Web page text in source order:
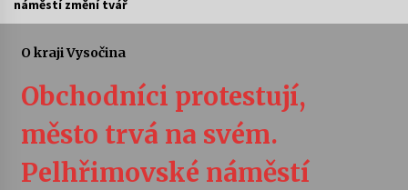
Vernisáž výstavy Josefíny Duškové: Stávám se
30. 7. 2026
Veselí muzikanti
náměstí změní tvář
O kraji Vysočina
Obchodníci protestují,
město trvá na svém.
Pelhřimovské náměstí